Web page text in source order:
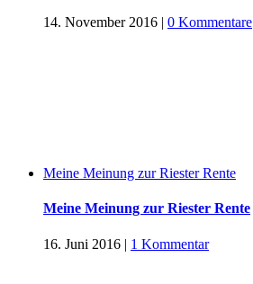
14. November 2016 | 0 Kommentare
Meine Meinung zur Riester Rente
Meine Meinung zur Riester Rente
16. Juni 2016 | 1 Kommentar